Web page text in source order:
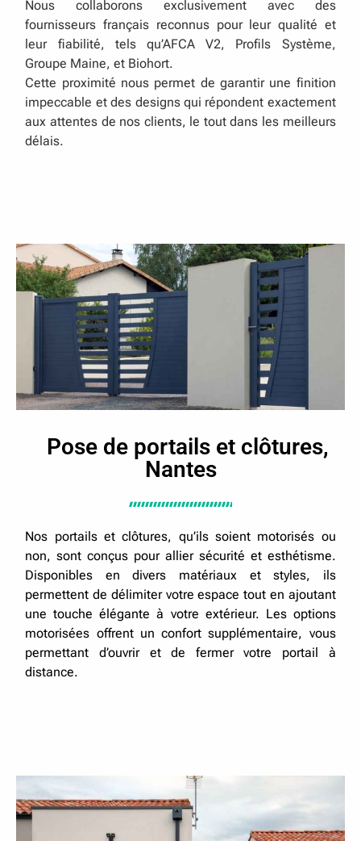
Nous collaborons exclusivement avec des
fournisseurs français reconnus pour leur qualité et
leur fiabilité, tels qu’AFCA V2, Profils Système,
Groupe Maine, et Biohort.
Cette proximité nous permet de garantir une finition
impeccable et des designs qui répondent exactement
aux attentes de nos clients, le tout dans les meilleurs
délais.
Pose de portails et clôtures,
Nantes
Nos portails et clôtures, qu’ils soient motorisés ou
non, sont conçus pour allier sécurité et esthétisme.
Disponibles en divers matériaux et styles, ils
permettent de délimiter votre espace tout en ajoutant
une touche élégante à votre extérieur. Les options
motorisées offrent un confort supplémentaire, vous
permettant d’ouvrir et de fermer votre portail à
distance.